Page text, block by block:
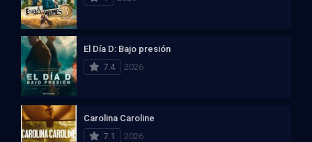
El Día D: Bajo presión
7.4
2026
Carolina Caroline
7.1
2026